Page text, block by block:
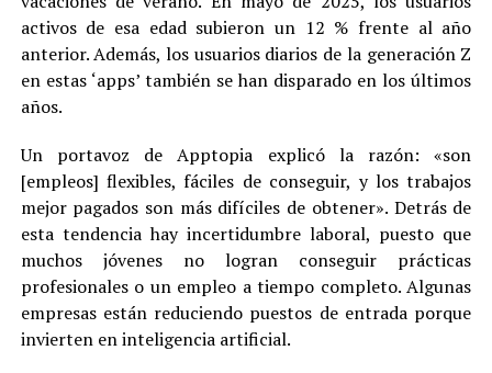
activos de esa edad subieron un 12 % frente al año
anterior. Además, los usuarios diarios de la generación Z
en estas ‘apps’ también se han disparado en los últimos
años.
Un portavoz de Apptopia explicó la razón: «son
[empleos] flexibles, fáciles de conseguir, y los trabajos
mejor pagados son más difíciles de obtener». Detrás de
esta tendencia hay incertidumbre laboral, puesto que
muchos jóvenes no logran conseguir prácticas
profesionales o un empleo a tiempo completo. Algunas
empresas están reduciendo puestos de entrada porque
invierten en inteligencia artificial.